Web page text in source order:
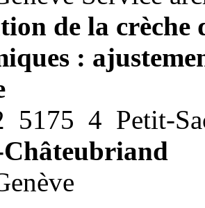
de la crèche
:
4 Petit-